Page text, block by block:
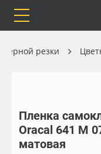
Каталог
Orafol
Весь каталог
Рулонные материалы
резки
Пленка
Oracal 641 M
матовая